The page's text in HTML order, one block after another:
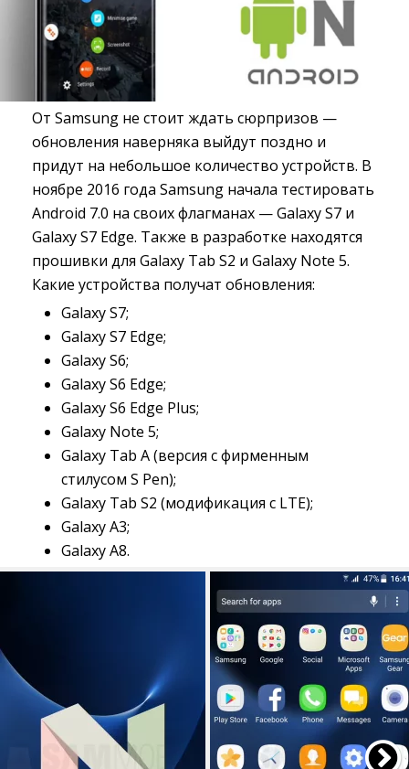
От Samsung не стоит ждать сюрпризов —
обновления наверняка выйдут поздно и
придут на небольшое количество устройств. В
ноябре 2016 года Samsung начала тестировать
Android 7.0 на своих флагманах — Galaxy S7 и
Galaxy S7 Edge. Также в разработке находятся
прошивки для Galaxy Tab S2 и Galaxy Note 5.
Какие устройства получат обновления:
Galaxy S7;
Galaxy S7 Edge;
Galaxy S6;
Galaxy S6 Edge;
Galaxy S6 Edge Plus;
Galaxy Note 5;
Galaxy Tab A (версия с фирменным
стилусом S Pen);
Galaxy Tab S2 (модификация с LTE);
Galaxy A3;
Galaxy A8.